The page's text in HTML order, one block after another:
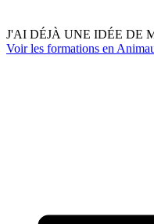
J'AI DÉJÀ UNE IDÉE DE
Voir les formations en